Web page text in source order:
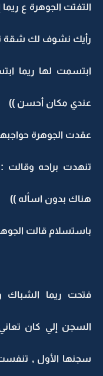
التفتت الجوهرة ع
رأيك نشوف لك شقة
ابتسمت لها ريما
عندي مكان أحسن ))
عقدت الجوهرة
تنهدت براحه
هناك بدون اسأله ))
باستسلام قالت
فتحت ريما
السجن إلي كان
سجنها الأول ,